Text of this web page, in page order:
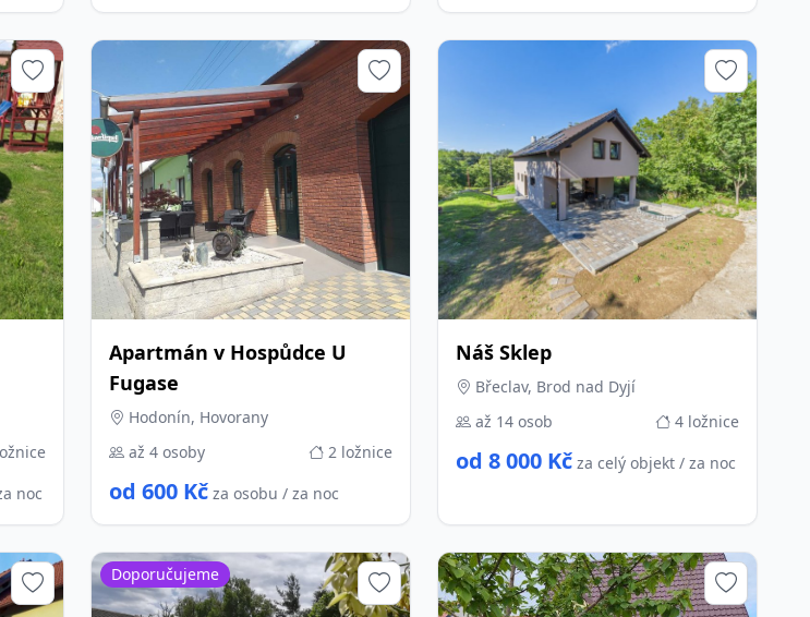
noc
Apartmán v Hospůdce U
Fugase
Hodonín, Hovorany
až 4 osoby
2 ložnice
od 600 Kč za osobu / za noc
Náš Sklep
Břeclav, Brod nad Dyjí
až 14 osob
4 ložnice
od 8 000 Kč za celý objekt / za noc
Doporučujeme